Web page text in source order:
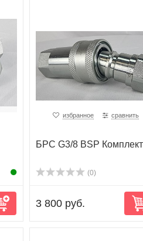
избранное сравнить
БРС G3/8 BSP Комплект
(0)
3 800 руб.